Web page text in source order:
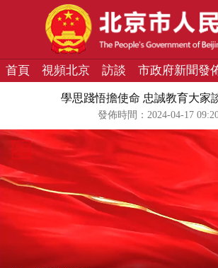
首頁 視頻北京 訪談 市政府新聞發
學思踐悟擔使命 忠誠教育大家
發佈時間：2024-04-17